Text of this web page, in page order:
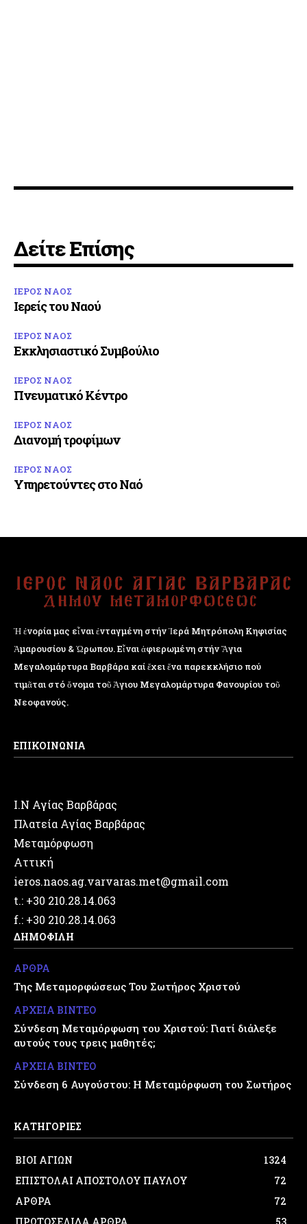
Δείτε Επίσης
ΙΕΡΟΣ ΝΑΟΣ
Ιερείς του Ναού
ΙΕΡΟΣ ΝΑΟΣ
Εκκλησιαστικό Συμβούλιο
ΙΕΡΟΣ ΝΑΟΣ
Πνευματικό Κέντρο
ΙΕΡΟΣ ΝΑΟΣ
Διανομή τροφίμων
ΙΕΡΟΣ ΝΑΟΣ
Υπηρετούντες στο Ναό
Ἡ ἐνορία μας εἶναι ἐνταγμένη στήν Ἱερά Μητρόπολη Κηφισίας
Ἁμαρουσίου & Ὠρωπου. Εἶναι ἀφιερωμένη στήν Ἅγια
Μεγαλομάρτυρα Βαρβάρα καί ἔχει ἕνα παρεκκλήσιο πού
τιμᾶται στό ὄνομα τοῦ Ἁγιου Μεγαλομάρτυρα Φανουρίου τοῦ
Νεοφανούς.
ΕΠΙΚΟΙΝΩΝΙΑ
Ι.Ν Αγίας Βαρβάρας
Πλατεία Αγίας Βαρβάρας
Μεταμόρφωση
Αττική
ieros.naos.ag.varvaras.met@gmail.com
t.: +30 210.28.14.063
f.: +30 210.28.14.063
ΔΗΜΟΦΙΛΗ
ΑΡΘΡΑ
Της Μεταμορφώσεως Του Σωτήρος Χριστού
ΑΡΧΕΙΑ ΒΙΝΤΕΟ
Σύνδεση Μεταμόρφωση του Χριστού: Γιατί διάλεξε
αυτούς τους τρεις μαθητές;
ΑΡΧΕΙΑ ΒΙΝΤΕΟ
Σύνδεση 6 Αυγούστου: Η Μεταμόρφωση του Σωτήρος
ΚΑΤΗΓΟΡΙΕΣ
ΒΙΟΙ ΑΓΙΩΝ
1324
ΕΠΙΣΤΟΛΑΙ ΑΠΟΣΤΟΛΟΥ ΠΑΥΛΟΥ
72
ΑΡΘΡΑ
72